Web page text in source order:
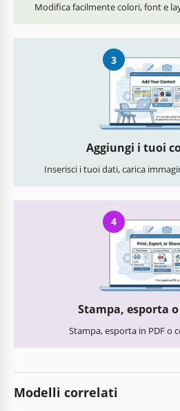
Modifica facilmente colori, font e
3
Aggiungi i tuoi
Inserisci i tuoi dati, carica
4
Stampa, esporta
Stampa, esporta in PDF o
Modelli correlati